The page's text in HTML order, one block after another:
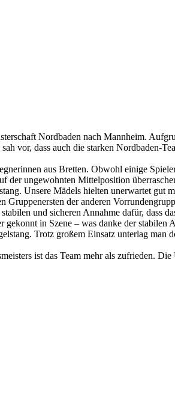
Nordbaden nach Mannheim.
vor, dass auch die starken Nordbaden-
aus Bretten. Obwohl einige
der ungewohnten Mittelposition
Unsere Mädels hielten unerwartet gut
der anderen
und sicheren Annahme dafür, dass
in Szene – was danke der stabilen
Trotz großem Einsatz unterlag
ist das Team mehr als zufrieden.